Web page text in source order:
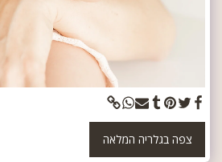
צפה בגלריה המלאה